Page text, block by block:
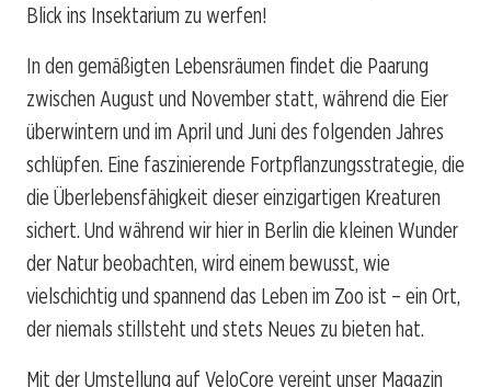
Blick ins Insektarium zu werfen!
In den gemäßigten Lebensräumen findet die Paarung
zwischen August und November statt, während die Eier
überwintern und im April und Juni des folgenden Jahres
schlüpfen. Eine faszinierende Fortpflanzungsstrategie, die
die Überlebensfähigkeit dieser einzigartigen Kreaturen
sichert. Und während wir hier in Berlin die kleinen Wunder
der Natur beobachten, wird einem bewusst, wie
vielschichtig und spannend das Leben im Zoo ist – ein Ort,
der niemals stillsteht und stets Neues zu bieten hat.
Mit der Umstellung auf VeloCore vereint unser Magazin